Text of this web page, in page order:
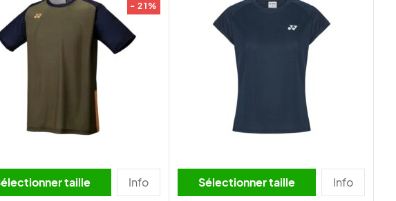
- 21%
Sélectionner taille Info Sélectionner taille Info